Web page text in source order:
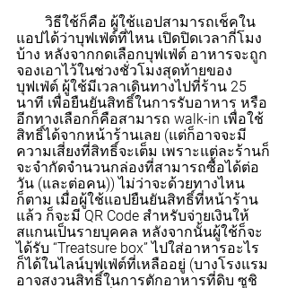
แอปได้ว่าบุฟเฟ่ต์ที่ไหน เปิดปิดเวลากี่โมง
บ้าง หลังจากกดเลือกบุฟเฟ่ต์ อาหารจะถูก
จองเอาไว้ในช่วงชั่วโมงสุดท้ายของ
บุฟเฟ่ต์ ผู้ใช้มีเวลาเดินทางไปที่ร้าน 25
นาที เพื่อยืนยันสิทธิ์ในการรับอาหาร หรือ
อีกทางเลือกก็คือสามารถ walk-in เพื่อใช้
สิทธิ์ได้จากหน้าร้านเลย (แต่ก็อาจจะมี
ความเสี่ยงที่สิทธิ์จะเต็ม เพราะแต่ละร้านก็
จะจำกัดจำนวนกล่องที่สามารถซื้อได้ต่อ
วัน (และต่อคน)) ไม่ว่าจะด้วยทางไหน
ก็ตาม เมื่อผู้ใช้แอปยืนยันสิทธิ์ที่หน้าร้าน
แล้ว ก็จะมี QR Code สำหรับจ่ายเงินให้
สแกนเป็นรายบุคคล หลังจากนั้นผู้ใช้ก็จะ
ได้รับ “Treatsure box” ไปใส่อาหารอะไร
ก็ได้ในไลน์บุฟเฟ่ต์ที่เหลืออยู่ (บางโรงแรม
อาจสงวนสิทธิ์ในการตักอาหารที่ดิบ ซูชิ